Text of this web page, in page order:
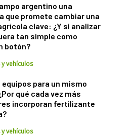
argentino una
que promete cambiar una
clave: ¿Y si analizar
tan simple como
botón?
vehículos
equipos para un mismo
qué cada vez más
incorporan fertilizante
vehículos